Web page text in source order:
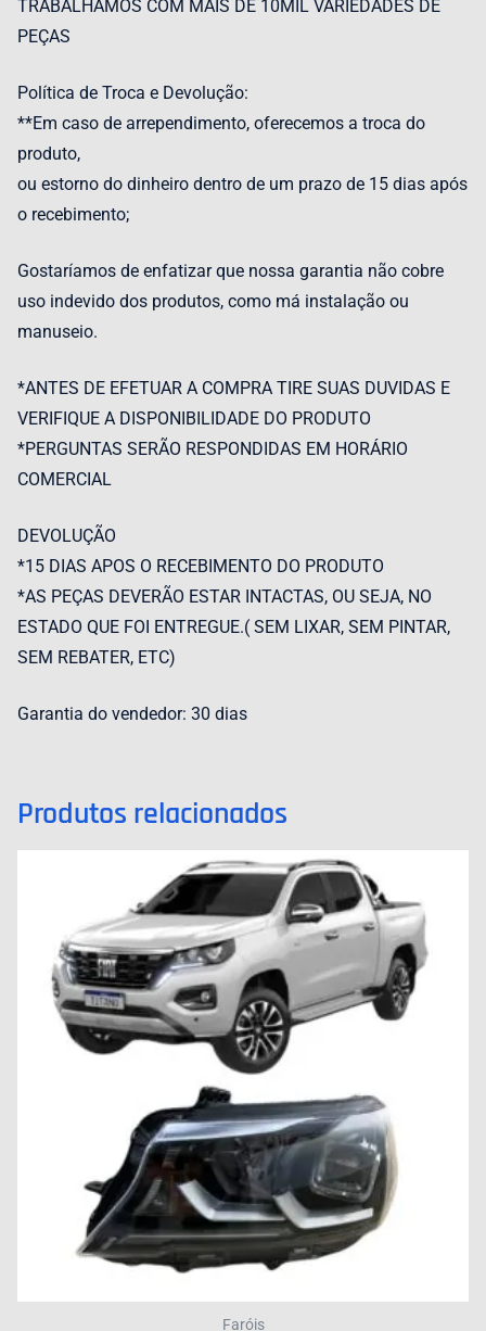
TRABALHAMOS COM MAIS DE 10MIL VARIEDADES DE
PEÇAS
Política de Troca e Devolução:
**Em caso de arrependimento, oferecemos a troca do
produto,
ou estorno do dinheiro dentro de um prazo de 15 dias após
o recebimento;
Gostaríamos de enfatizar que nossa garantia não cobre
uso indevido dos produtos, como má instalação ou
manuseio.
*ANTES DE EFETUAR A COMPRA TIRE SUAS DUVIDAS E
VERIFIQUE A DISPONIBILIDADE DO PRODUTO
*PERGUNTAS SERÃO RESPONDIDAS EM HORÁRIO
COMERCIAL
DEVOLUÇÃO
*15 DIAS APOS O RECEBIMENTO DO PRODUTO
*AS PEÇAS DEVERÃO ESTAR INTACTAS, OU SEJA, NO
ESTADO QUE FOI ENTREGUE.( SEM LIXAR, SEM PINTAR,
SEM REBATER, ETC)
Garantia do vendedor: 30 dias
Produtos relacionados
Faróis